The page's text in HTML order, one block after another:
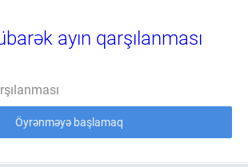
ayın qarşılanması
Öyrənməyə başlamaq